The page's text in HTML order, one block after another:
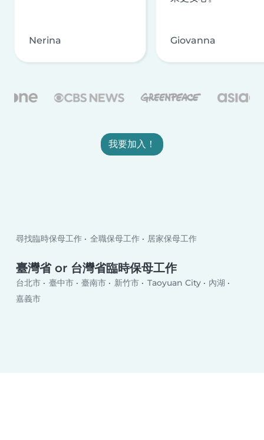
Nerina Giovanna
我要加入！
尋找臨時保母工作 全職保母工作 居家保母工作
臺灣省 or 台灣省臨時保母工作
台北市 臺中市 臺南市 新竹市 Taoyuan City
內湖
嘉義市